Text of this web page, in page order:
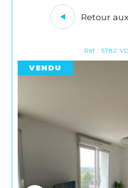
Retour
Réf : 5782
VENDU